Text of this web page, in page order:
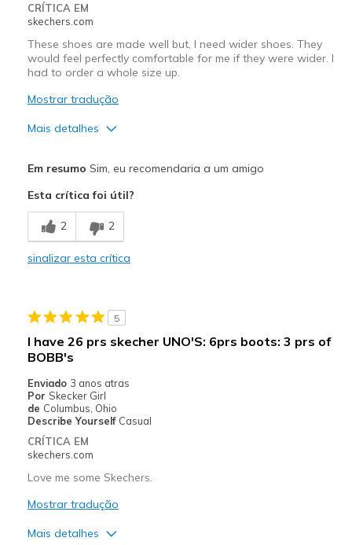
CRÍTICA EM
skechers.com
These shoes are made well but, I need wider shoes. They
would feel perfectly comfortable for me if they were wider. I
had to order a whole size up.
Mostrar tradução
Mais detalhes
Breathe Well
Comfortable
Melhores utilizações
Casual Wear
Going Out
Travel
Width
Feels too narrow
Sizing
Em resumo Sim, eu recomendaria a um amigo
Esta crítica foi útil?
2 2
sinalizar esta crítica
5
I have 26 prs skecher UNO'S: 6prs boots: 3 prs of
BOBB's
Enviado 3 anos atras
Por Skecker Girl
de Columbus, Ohio
Describe Yourself Casual
CRÍTICA EM
skechers.com
Love me some Skechers.
Mostrar tradução
Mais detalhes